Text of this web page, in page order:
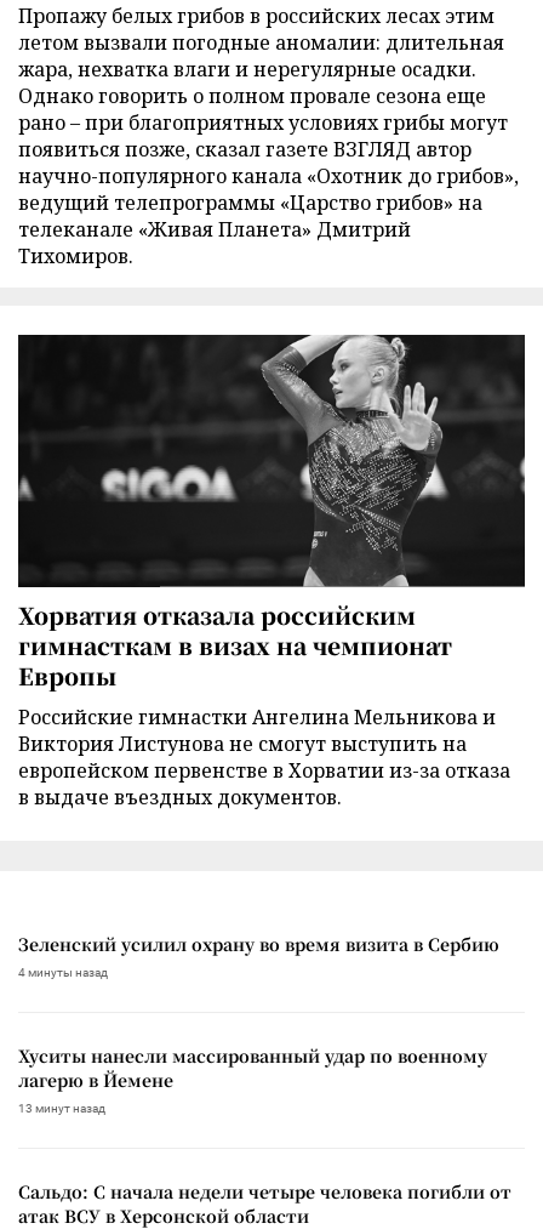
Пропажу белых грибов в российских лесах этим
летом вызвали погодные аномалии: длительная
жара, нехватка влаги и нерегулярные осадки.
Однако говорить о полном провале сезона еще
рано – при благоприятных условиях грибы могут
появиться позже, сказал газете ВЗГЛЯД автор
научно-популярного канала «Охотник до грибов»,
ведущий телепрограммы «Царство грибов» на
телеканале «Живая Планета» Дмитрий
Тихомиров.
Хорватия отказала российским
гимнасткам в визах на чемпионат
Европы
Российские гимнастки Ангелина Мельникова и
Виктория Листунова не смогут выступить на
европейском первенстве в Хорватии из-за отказа
в выдаче въездных документов.
Зеленский усилил охрану во время визита в Сербию
4 минуты назад
Хуситы нанесли массированный удар по военному
лагерю в Йемене
13 минут назад
Сальдо: С начала недели четыре человека погибли от
атак ВСУ в Херсонской области